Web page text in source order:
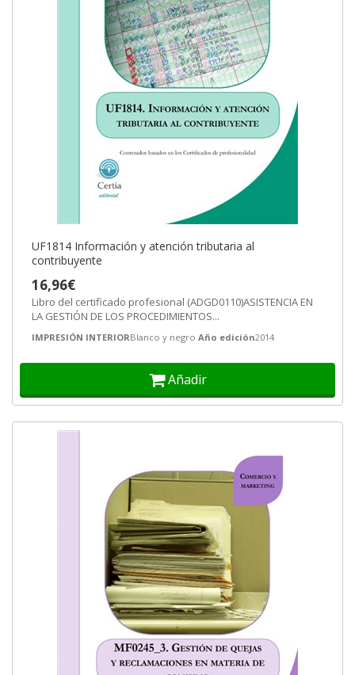
UF1814 Información y atención tributaria al
contribuyente
16,96€
Libro del certificado profesional (ADGD0110)ASISTENCIA EN
LA GESTIÓN DE LOS PROCEDIMIENTOS...
IMPRESIÓN INTERIORBlanco y negro Año edición2014
Añadir